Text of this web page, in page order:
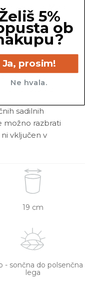
variacije. Med
lahko manjše
listov, vej,
na pot
na fotografiji.
sadilnih
možno razbrati
vključen v
19 cm
- sončna do polsenčna
lega
5%
ob
Ja, prosim!
Ne hvala.